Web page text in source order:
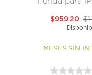
$959.20
MESES SIN